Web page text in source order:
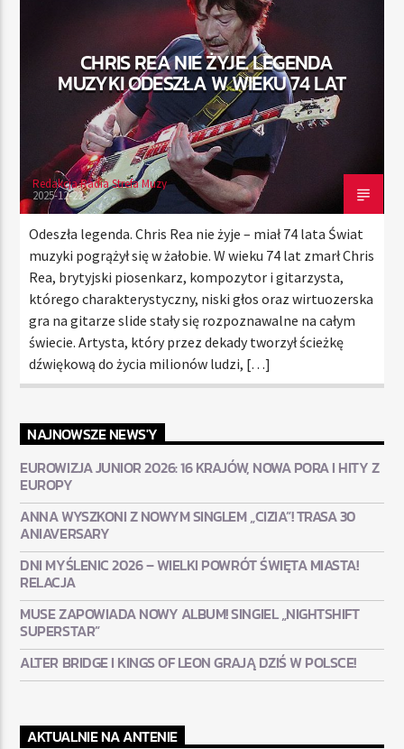
RADIO STREFA MUZY
00:00 24:00
CHRIS REA NIE ŻYJE. LEGENDA
MUZYKI ODESZŁA W WIEKU 74 LAT
Redakcja Radia Strefa Muzy
2025-12-22
Odeszła legenda. Chris Rea nie żyje – miał 74 lata Świat
muzyki pogrążył się w żałobie. W wieku 74 lat zmarł Chris
Rea, brytyjski piosenkarz, kompozytor i gitarzysta,
którego charakterystyczny, niski głos oraz wirtuozerska
gra na gitarze slide stały się rozpoznawalne na całym
świecie. Artysta, który przez dekady tworzył ścieżkę
dźwiękową do życia milionów ludzi, […]
NAJNOWSZE NEWS'Y
EUROWIZJA JUNIOR 2026: 16 KRAJÓW, NOWA PORA I HITY Z
EUROPY
ANNA WYSZKONI Z NOWYM SINGLEM „CIZIA”! TRASA 30
ANIAVERSARY
DNI MYŚLENIC 2026 – WIELKI POWRÓT ŚWIĘTA MIASTA!
RELACJA
MUSE ZAPOWIADA NOWY ALBUM! SINGIEL „NIGHTSHIFT
SUPERSTAR”
ALTER BRIDGE I KINGS OF LEON GRAJĄ DZIŚ W POLSCE!
AKTUALNIE NA ANTENIE